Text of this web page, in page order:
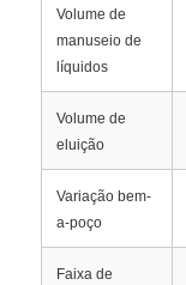
Para casa
Volume de
manuseio de
líquidos
Volume de
eluição
Variação bem-
a-poço
Faixa de